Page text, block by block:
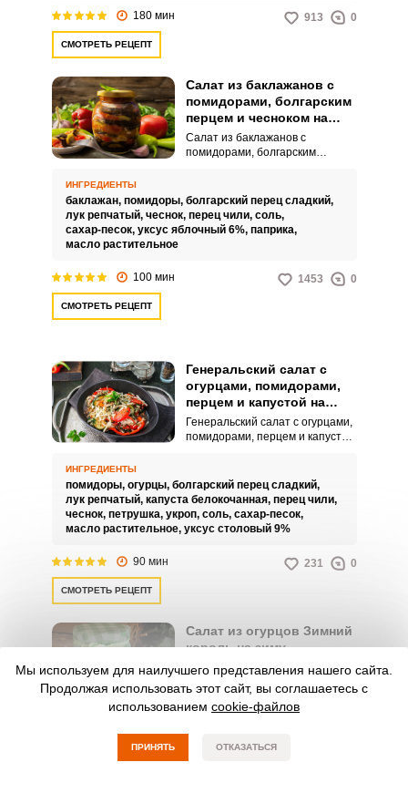
качестве закуски или заправки
180 мин 913 0
СМОТРЕТЬ РЕЦЕПТ
Салат из баклажанов с
помидорами, болгарским
перцем и чесноком на
зиму
Салат из баклажанов с
помидорами, болгарским
интересное по вкусу угощение
для вашего домашнего меню.
Заготовленный аппетитный
ИНГРЕДИЕНТЫ
баклажан, помидоры, болгарский перец сладкий,
лук репчатый, чеснок, перец чили, соль,
сахар-песок, уксус яблочный 6%, паприка,
масло растительное
100 мин 1453 0
СМОТРЕТЬ РЕЦЕПТ
Генеральский салат с
огурцами, помидорами,
перцем и капустой на
зиму
Генеральский салат с огурцами,
помидорами, перцем и капустой
стол богатым вельможам. Только
благодаря сбалансированному
сочетанию овощей и зелени,
салат приобретает свои
ИНГРЕДИЕНТЫ
помидоры, огурцы, болгарский перец сладкий,
лук репчатый, капуста белокочанная, перец чили,
чеснок, петрушка, укроп, соль, сахар-песок,
масло растительное, уксус столовый 9%
90 мин 231 0
СМОТРЕТЬ РЕЦЕПТ
Салат из огурцов Зимний
король на зиму
Вот и наступила пора
консерваций. Солёных огурцов
вдоволь закатали, можно
приступать к салатам.
болгарский перец сладкий,лук репчатый,
масло растительное,
Мы используем для наилучшего представления нашего сайта.
Продолжая использовать этот сайт, вы соглашаетесь с
использованием cookie-файлов
ПРИНЯТЬ ОТКАЗАТЬСЯ